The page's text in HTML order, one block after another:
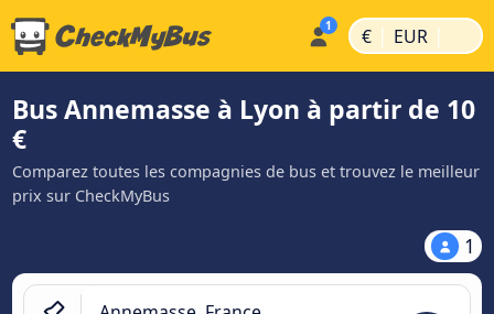
€ | EUR |
Bus Annemasse à Lyon à partir de 10
€
Comparez toutes les compagnies de bus et trouvez le meilleur
prix sur CheckMyBus
1